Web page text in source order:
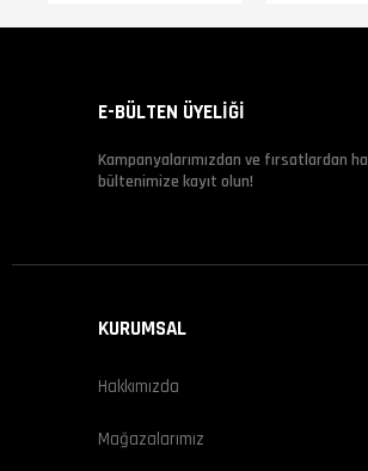
E-BÜLTEN ÜYELİĞİ
Kampanyalarımızdan ve fırsatlardan
bültenimize kayıt olun!
KURUMSAL
Hakkımızda
Mağazalarımız